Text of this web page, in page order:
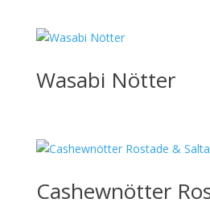
Wasabi Nötter
Cashewnötter